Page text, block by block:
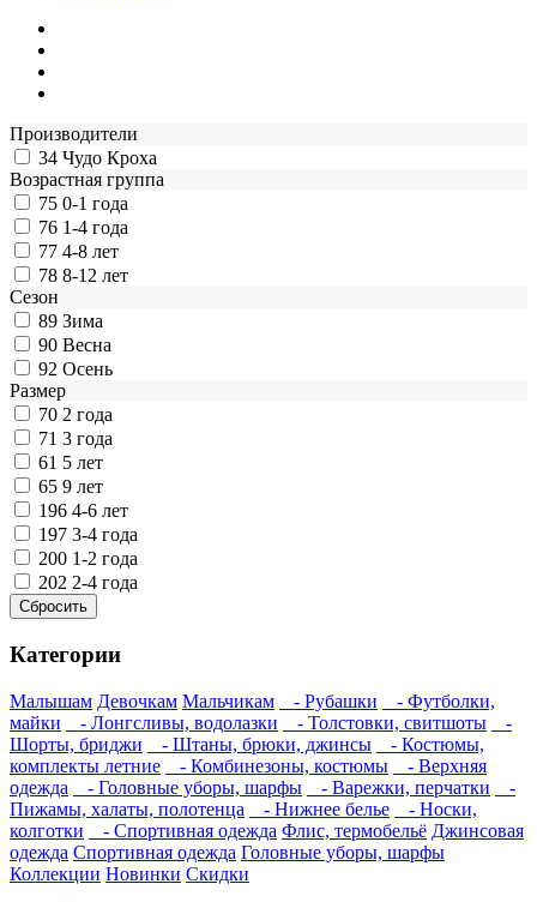
Производители
34 Чудо Кроха
Возрастная группа
75 0-1 года
76 1-4 года
77 4-8 лет
78 8-12 лет
Сезон
89 Зима
90 Весна
92 Осень
Размер
70 2 года
71 3 года
61 5 лет
65 9 лет
196 4-6 лет
197 3-4 года
200 1-2 года
202 2-4 года
Категории
Малышам Девочкам Мальчикам - Рубашки
- Футболки,
майки
- Лонгсливы, водолазки - Толстовки, свитшоты
-
Шорты, бриджи
- Штаны, брюки, джинсы
- Костюмы,
комплекты летние
- Комбинезоны, костюмы
- Верхняя
одежда
- Головные уборы, шарфы - Варежки, перчатки
-
Пижамы, халаты, полотенца
- Нижнее белье
- Носки,
колготки
- Спортивная одежда Флис, термобельё Джинсовая
одежда Спортивная одежда Головные уборы, шарфы
Коллекции Новинки Скидки